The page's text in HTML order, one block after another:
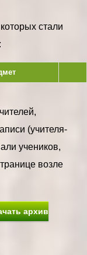
стали
(учителя-
учеников,
возле
архив